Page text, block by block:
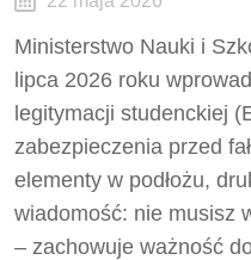
Ministerstwo Nauki i
lipca 2026 roku
legitymacji studenckiej
zabezpieczenia przed
elementy w podłożu,
wiadomość: nie musisz
– zachowuje ważność